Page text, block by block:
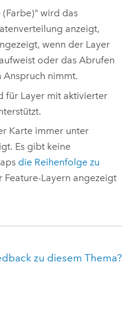
(Farbe)" wird das
anzeigt,
wenn der Layer
oder das Abrufen
Anspruch nimmt.
für Layer mit aktivierter
Karte immer unter
Es gibt keine
die Reihenfolge zu
Feature-Layern angezeigt
zu diesem Thema?